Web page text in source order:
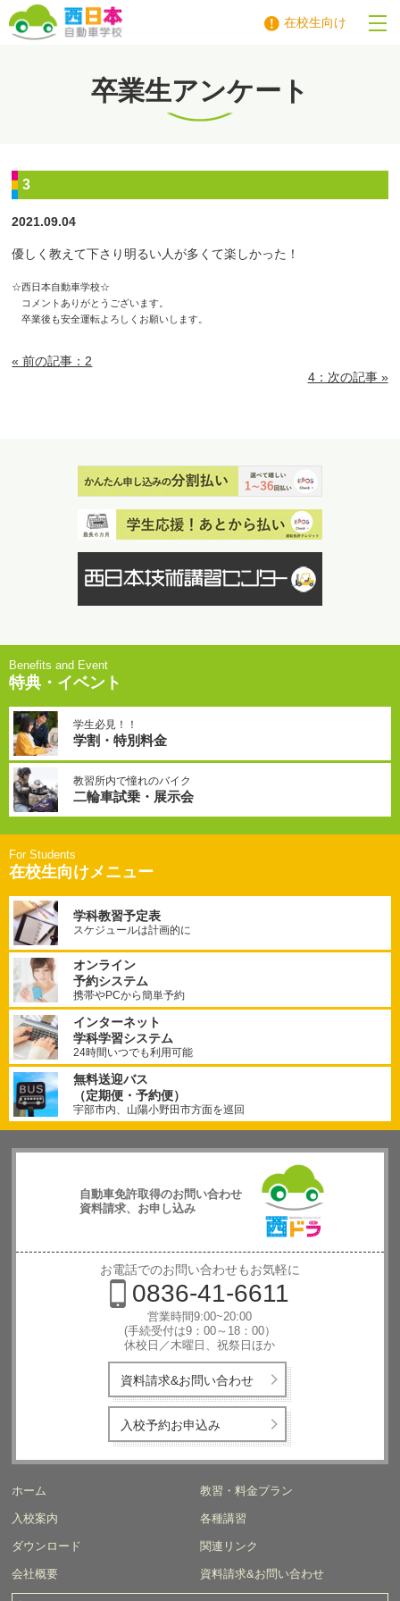
在校生向け
卒業生アンケート
3
2021.09.04
優しく教えて下さり明るい人が多くて楽しかった！
☆西日本自動車学校☆
コメントありがとうございます。
卒業後も安全運転よろしくお願いします。
« 前の記事：2
4：次の記事 »
特典・イベント
学生必見！！
学割・特別料金
教習所内で憧れのバイク
二輪車試乗・展示会
在校生向けメニュー
学科教習予定表
スケジュールは計画的に
オンライン
予約システム
携帯やPCから簡単予約
インターネット
学科学習システム
24時間いつでも利用可能
無料送迎バス
（定期便・予約便）
宇部市内、山陽小野田市方面を巡回
自動車免許取得のお問い合わせ
資料請求、お申し込み
西日本自動
車学校
お電話でのお問い合わせもお気軽に
0836-41-6611
営業時間9:00~20:00
(手続受付は9：00～18：00）
休校日／木曜日、祝祭日ほか
資料請求&お問い合わせ
入校予約お申込み
ホーム 教習・料金プラン
入校案内 各種講習
ダウンロード 関連リンク
会社概要 資料請求&お問い合わせ